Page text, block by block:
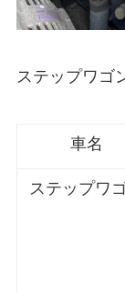
ステップワゴ
車名
ステップワ